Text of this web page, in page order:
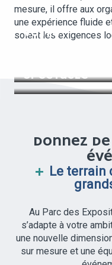
mesure, il offre aux
une expérience fluide
soient les exigences
VOTRE
SPECTACLE
DONNEZ
Le terrain
Au Parc des
s’adapte à votre
une nouvelle
sur mesure et une